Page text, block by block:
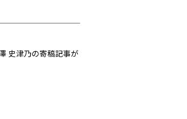
史津乃の寄稿記事が